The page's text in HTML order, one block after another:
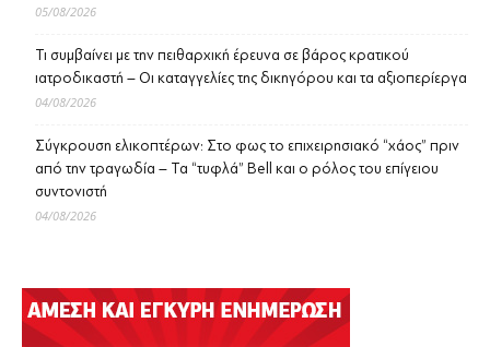
05/08/2026
Τι συμβαίνει με την πειθαρχική έρευνα σε βάρος κρατικού
ιατροδικαστή – Οι καταγγελίες της δικηγόρου και τα αξιοπερίεργα
04/08/2026
Σύγκρουση ελικοπτέρων: Στο φως το επιχειρησιακό “χάος” πριν
από την τραγωδία – Τα “τυφλά” Bell και ο ρόλος του επίγειου
συντονιστή
04/08/2026